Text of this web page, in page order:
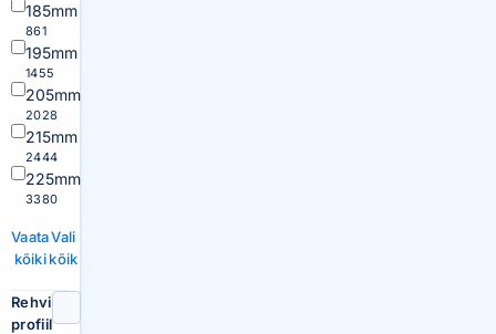
185mm
861
195mm
1455
205mm
2028
215mm
2444
225mm
3380
Vaata
kõiki
Vali
kõik
Rehvi
profiil